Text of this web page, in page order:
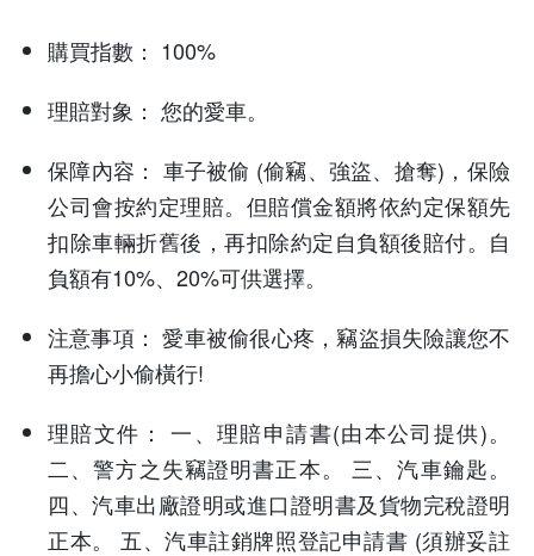
購買指數： 100%
理賠對象： 您的愛車。
保障內容： 車子被偷 (偷竊、強盜、搶奪)，保險
公司會按約定理賠。但賠償金額將依約定保額先
扣除車輛折舊後，再扣除約定自負額後賠付。自
負額有10%、20%可供選擇。
注意事項： 愛車被偷很心疼，竊盜損失險讓您不
再擔心小偷橫行!
理賠文件： 一、理賠申請書(由本公司提供)。
二、警方之失竊證明書正本。 三、汽車鑰匙。
四、汽車出廠證明或進口證明書及貨物完稅證明
正本。 五、汽車註銷牌照登記申請書 (須辦妥註